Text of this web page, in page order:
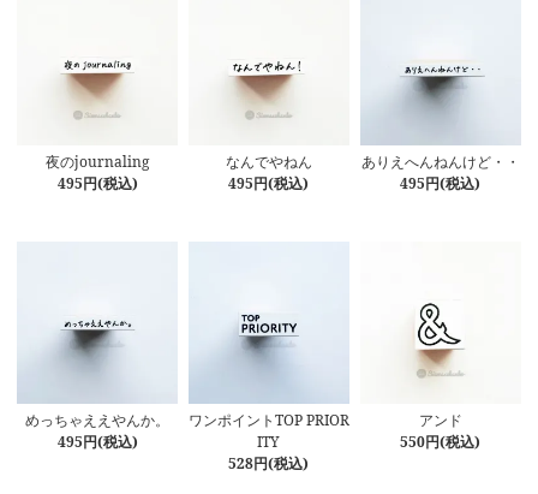
夜のjournaling
495円(税込)
なんでやねん
495円(税込)
ありえへんねんけど・・
495円(税込)
めっちゃええやんか。
495円(税込)
ワンポイントTOP PRIOR
ITY
528円(税込)
アンド
550円(税込)